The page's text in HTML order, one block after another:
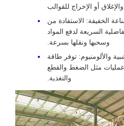
أو الإخراج للقوالب
الخفيفة: الاستفادة من
السريعة لدفع المواد
وسحبها ونقلها بسرعة.
توفر طاقة
مثل الضغط والقطع
والتغذية.